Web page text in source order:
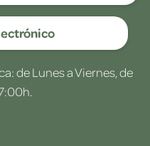
de Lunes a Viernes, de